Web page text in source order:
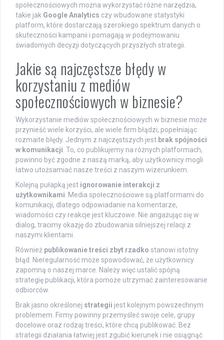
społecznościowych można wykorzystać różne narzędzia,
takie jak Google Analytics czy wbudowane statystyki
platform, które dostarczają szerokiego spektrum danych o
skuteczności kampanii i pomagają w podejmowaniu
świadomych decyzji dotyczących przyszłych strategii.
Jakie są najczęstsze błędy w
korzystaniu z mediów
społecznościowych w biznesie?
Wykorzystanie mediów społecznościowych w biznesie może
przynieść wiele korzyści, ale wiele firm błądzi, popełniając
rozmaite błędy. Jednym z najczęstszych jest brak spójności
w komunikacji. To, co publikujemy na różnych platformach,
powinno być zgodne z naszą marką, aby użytkownicy mogli
łatwo utożsamiać nasze treści z naszym wizerunkiem.
Kolejną pułapką jest ignorowanie interakcji z
użytkownikami. Media społecznościowe są platformami do
komunikacji, dlatego odpowiadanie na komentarze,
wiadomości czy reakcje jest kluczowe. Nie angażując się w
dialog, tracimy okazję do zbudowania silniejszej relacji z
naszymi klientami.
Również publikowanie treści zbyt rzadko stanowi istotny
błąd. Nieregularność może spowodować, że użytkownicy
zapomną o naszej marce. Należy więc ustalić spójną
strategię publikacji, która pomoże utrzymać zainteresowanie
odbiorców.
Brak jasno określonej strategii jest kolejnym powszechnym
problemem. Firmy powinny przemyśleć swoje cele, grupy
docelowe oraz rodzaj treści, które chcą publikować. Bez
strategii działania łatwiej jest zgubić kierunek i nie osiągnąć